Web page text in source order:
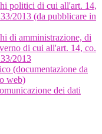
politici di cui all'art. 14,
2013 (da pubblicare in
di amministrazione, di
di cui all'art. 14, co.
2013
(documentazione da
web)
dei dati